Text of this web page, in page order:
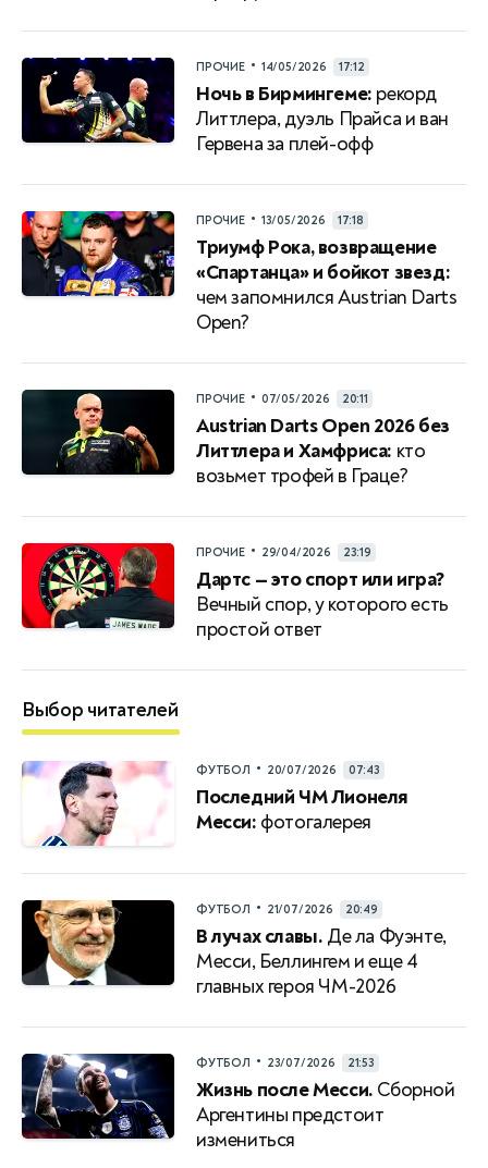
ПРОЧИЕ • 14/05/2026 17:12
Ночь в Бирмингеме: рекорд
Литтлера, дуэль Прайса и ван
Гервена за плей-офф
ПРОЧИЕ • 13/05/2026 17:18
Триумф Рока, возвращение
«Спартанца» и бойкот звезд:
чем запомнился Austrian Darts
Open?
ПРОЧИЕ • 07/05/2026 20:11
Austrian Darts Open 2026 без
Литтлера и Хамфриса: кто
возьмет трофей в Граце?
ПРОЧИЕ • 29/04/2026 23:19
Дартс — это спорт или игра?
Вечный спор, у которого есть
простой ответ
Выбор читателей
ФУТБОЛ • 20/07/2026 07:43
Последний ЧМ Лионеля
Месси: фотогалерея
ФУТБОЛ • 21/07/2026 20:49
В лучах славы. Де ла Фуэнте,
Месси, Беллингем и еще 4
главных героя ЧМ-2026
ФУТБОЛ • 23/07/2026 21:53
Жизнь после Месси. Сборной
Аргентины предстоит
измениться